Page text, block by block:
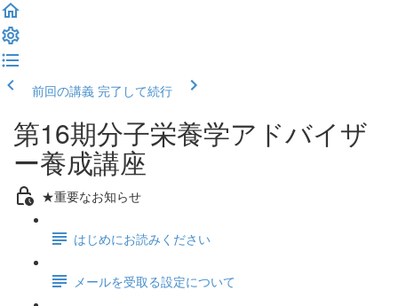
前回の講義 完了して続行
第16期分子栄養学アドバイザ
ー養成講座
★重要なお知らせ
はじめにお読みください
メールを受取る設定について